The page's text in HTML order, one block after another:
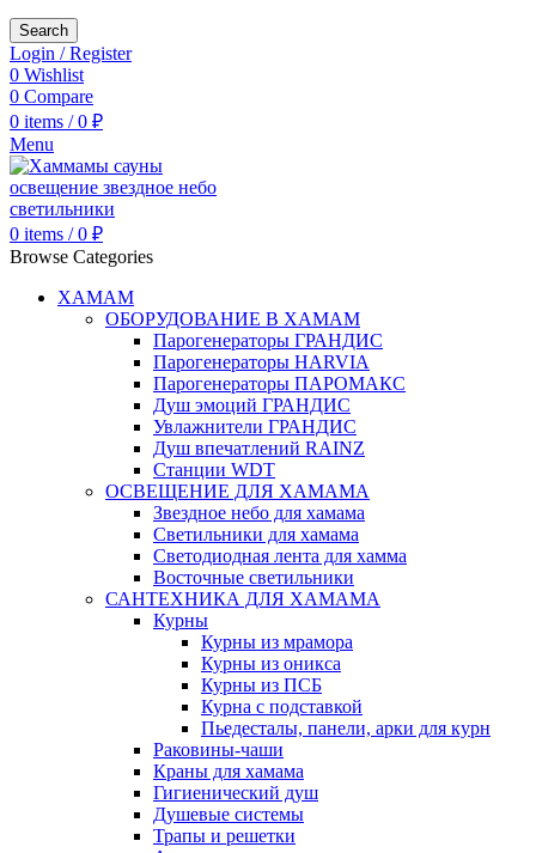
Search
Login / Register
0 Wishlist
0 Compare
0 items / 0 ₽
Menu
0 items / 0 ₽
Browse Categories
ХАМАМ
ОБОРУДОВАНИЕ В ХАМАМ
Парогенераторы ГРАНДИС
Парогенераторы HARVIA
Парогенераторы ПАРОМАКС
Душ эмоций ГРАНДИС
Увлажнители ГРАНДИС
Душ впечатлений RAINZ
Станции WDT
ОСВЕЩЕНИЕ ДЛЯ ХАМАМА
Звездное небо для хамама
Светильники для хамама
Светодиодная лента для хамма
Восточные светильники
САНТЕХНИКА ДЛЯ ХАМАМА
Курны
Курны из мрамора
Курны из оникса
Курны из ПСБ
Курна с подставкой
Пьедесталы, панели, арки для курн
Раковины-чаши
Краны для хамама
Гигиенический душ
Душевые системы
Трапы и решетки